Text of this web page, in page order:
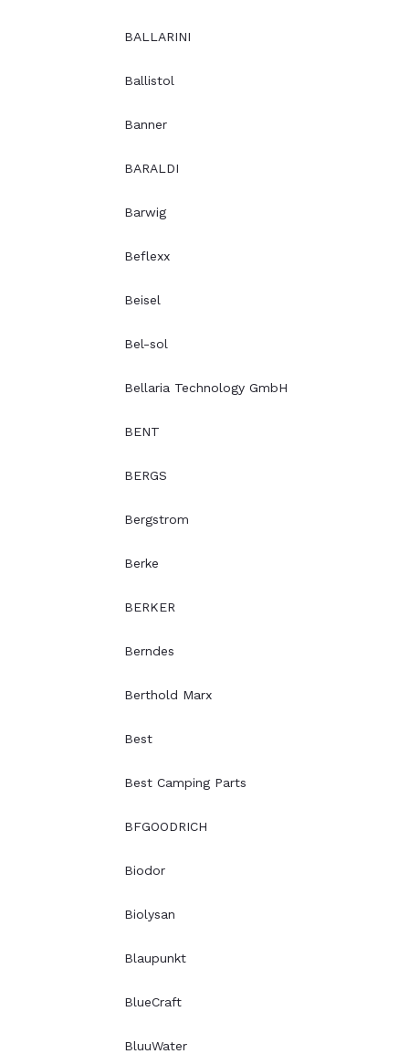
BALLARINI
Ballistol
Banner
BARALDI
Barwig
Beflexx
Beisel
Bel-sol
Bellaria Technology GmbH
BENT
BERGS
Bergstrom
Berke
BERKER
Berndes
Berthold Marx
Best
Best Camping Parts
BFGOODRICH
Biodor
Biolysan
Blaupunkt
BlueCraft
BluuWater